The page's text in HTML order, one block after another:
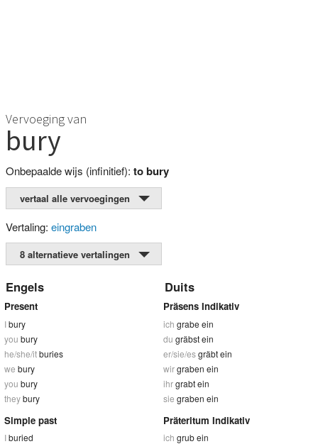
Vervoeging van
bury
Onbepaalde wijs (infinitief): to bury
vertaal alle vervoegingen
Vertaling: eingraben
8 alternatieve vertalingen
Engels Duits
Present
Ibury
you bury
he/she/itburies
we bury
you bury
theybury
Präsens Indikativ
ich grabe ein
du gräbst ein
er/sie/esgräbt ein
wirgraben ein
ihrgrabt ein
sie graben ein
Simple past
Iburied
Präteritum Indikativ
ich grub ein